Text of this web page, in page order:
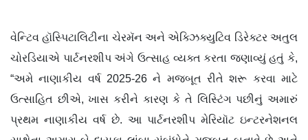
વેન્ટિવ હૉસ્પિટાલિટીના ચેરમૅન અને એક્ઝિક્યુટિવ ડિરેક્ટર અતુલ
ચોરડિયાએ પાર્ટનરશીપ અંગે ઉત્સાહ વ્યક્ત કરતા જણાવ્યું હતું કે,
“અમે નાણાકીય વર્ષ 2025-26 ને મજબૂત રીતે શરૂ કરવા માટે
ઉત્સાહિત છીએ, ખાસ કરીને કારણ કે તે લિસ્ટિંગ પછીનું અમારું
પ્રથમ નાણાકીય વર્ષ છે. આ પાર્ટનરશીપ મેરિયૉટ ઇન્ટરનેશનલ